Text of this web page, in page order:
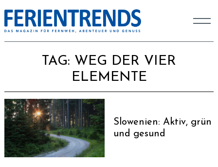
TAG: WEG DER VIER
ELEMENTE
Slowenien: Aktiv, grün
und gesund